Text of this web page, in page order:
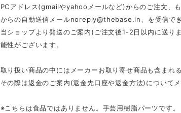
PCアドレス(gmailやyahooメールなど)からのご注文、
からの自動送信メールnoreply@thebase.in
、を受信で
当ショップより発送のご案内(ご注文後1-2日以内に送り
能性がございます。
取り扱い商品の中にはメーカーお取り寄せ商品も含まれ
その際は返金のご案内(返金先口座や返金方法)について
※こちらは食品ではありません。手芸用樹脂パーツです。